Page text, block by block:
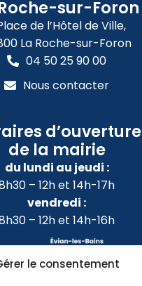
le consentement
sur-Foron
de l’Hôtel de Ville,
La Roche-sur-Foron
04 50 25 90 00
Nous contacter
d’ouverture
de la mairie
du lundi au jeudi :
– 12h et 14h-17h
vendredi :
– 12h et 14h-16h